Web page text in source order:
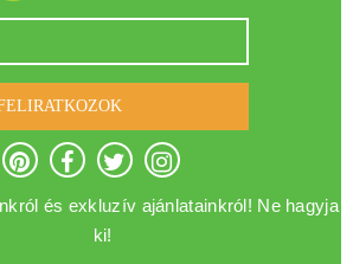
és exkluzív ajánlatainkról! Ne hagyja
ki!